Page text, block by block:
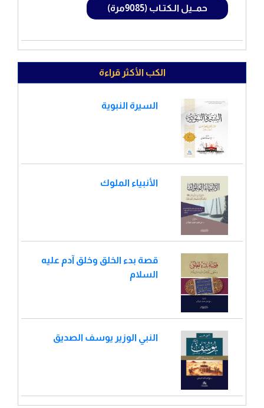
حمــيل الـكتـاب (9085مرة)
الكب الأكثر قراءة
السيرة النبوية
الأنبياء الملوك
قصة بدء الخلق وخلق آدم عليه
السلام
النبي الوزير يوسف الصديق